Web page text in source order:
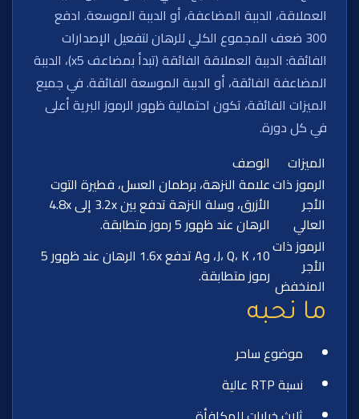
العملاقة، الدببة المضاعفة، أو الدببة الموسعة. ادفع
300 ضعف المجموع الكلي للرهان لتفعيل الإصدارات
الفائقة: الدببة العملاقة الفائقة (تبدأ بمضاعف x5)، الدببة
المضاعفة الفائقة، أو الدببة الموسعة الفائقة. في جميع
الميزات الفائقة، تكون احتمالية ظهور الرموز البرية أعلى
في كل دورة.
الميزات
الوصف
الرموز ذات
الأجر
العالي
علامة النزهة، برطمان العسل، فطيرة التوت
الأزرق، وسلة النزهة تدفع بين 3.2x إلى 4.8x
الرهان عند ظهور 5 رموز متطابقة.
الرموز ذات
الأجر
المنخفض
10، J، Q، K، وA تدفع 1.6x الرهان عند ظهور 5
رموز متطابقة.
ما نحبه
موضوع ساحر
نسبة RTP عالية